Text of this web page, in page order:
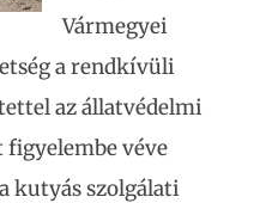
Vármegyei
a rendkívüli
az állatvédelmi
véve
kutyás szolgálati